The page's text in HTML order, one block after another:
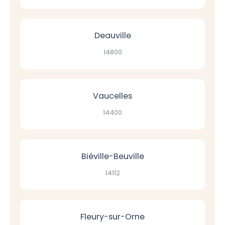
Deauville
14800
Vaucelles
14400
Biéville-Beuville
14112
Fleury-sur-Orne